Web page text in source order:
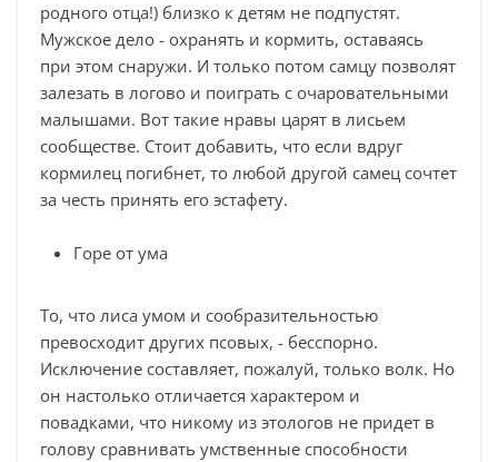
родного отца!) близко к детям не подпустят.
Мужское дело - охранять и кормить, оставаясь
при этом снаружи. И только потом самцу позволят
залезать в логово и поиграть с очаровательными
малышами. Вот такие нравы царят в лисьем
сообществе. Стоит добавить, что если вдруг
кормилец погибнет, то любой другой самец сочтет
за честь принять его эстафету.
Горе от ума
То, что лиса умом и сообразительностью
превосходит других псовых, - бесспорно.
Исключение составляет, пожалуй, только волк. Но
он настолько отличается характером и
повадками, что никому из этологов не придет в
голову сравнивать умственные способности